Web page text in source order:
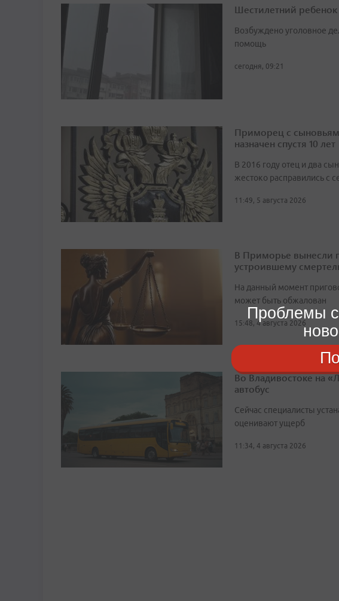
Шестилетний
Возбуждено уголовное
помощь
сегодня, 09:21
Приморец с
назначен спустя 10 лет
В 2016 году отец и два
жестоко расправились с
11:49, 5 августа 2026
В Приморье вынесли
устроившему
На данный момент
может быть обжалован
15:48, 4 августа 2026
Во Владивостоке на
автобус
Сейчас специалисты
оценивают ущерб
11:34, 4 августа 2026
Проблемы